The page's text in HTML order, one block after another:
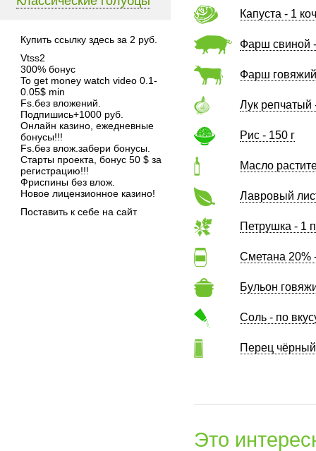
Купить ссылку здесь за 2 руб.
Vtss2
300% бонус
To get money watch video 0.1-
0.05$ min
Fs.без вложений.
Подпишись+1000 руб.
Онлайн казино, ежедневные
бонусы!!!
Fs.без влож.забери бонусы.
Старты проекта, бонус 50 $ за
регистрацию!!!
Фриспины без влож.
Новое лицензионное казино!
Поставить к себе на сайт
Капуста - 1
Фарш свиной
Фарш
Лук репчатый
Рис - 150 г
Масло
Лавровый
Петрушка - 1
Сметана 20%
Бульон
Соль - по
Перец чёрный
Это